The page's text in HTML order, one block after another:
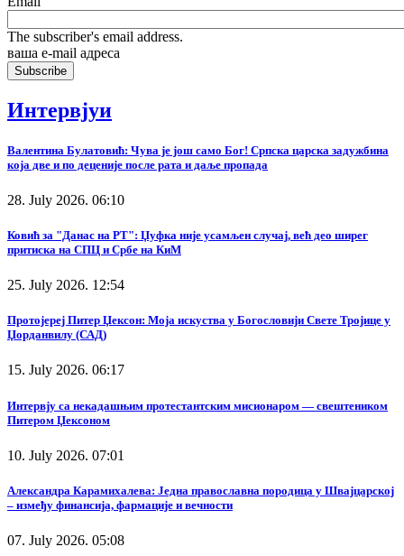
The subscriber's email address.
ваша е-mail адреса
Интервјуи
Валентина Булатовић: Чува је још само Бог! Српска царска задужбина
која две и по деценије после рата и даље пропада
28. July 2026. 06:10
Ковић за "Данас на РТ": Џуфка није усамљен случај, већ део ширег
притиска на СПЦ и Србе на КиМ
25. July 2026. 12:54
Протојереј Питер Џексон: Моја искуства у Богословији Свете Тројице у
Џорданвилу (САД)
15. July 2026. 06:17
Интервју са некадашњим протестантским мисионаром — свештеником
Питером Џексоном
10. July 2026. 07:01
Александра Карамихалева: Једна православна породица у Швајцарској
– између финансија, фармације и вечности
07. July 2026. 05:08